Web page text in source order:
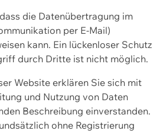
die Datenübertragung im
per E-Mail)
kann. Ein lückenloser Schutz
durch Dritte ist nicht möglich.
Website erklären Sie sich mit
und Nutzung von Daten
Beschreibung einverstanden.
ohne Registrierung